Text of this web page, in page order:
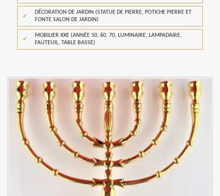
DÉCORATION DE JARDIN (STATUE DE PIERRE, POTICHE PIERRE ET
FONTE SALON DE JARDIN)
MOBILIER XXE (ANNÉE 50, 60, 70, LUMINAIRE, LAMPADAIRE,
FAUTEUIL, TABLE BASSE)